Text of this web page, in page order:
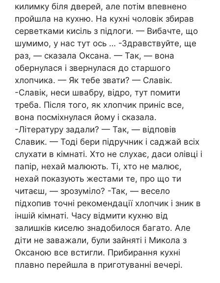
килимку біля дверей, але потім впевнено
пройшла на кухню. На кухні чоловік збирав
серветками кисіль з підлоги. — Вибачте, що
шумимо, у нас тут ось … -Здравствуйте, ще
раз, — сказала Оксана. — Так, — вона
обернулася і звернулася до старшого
хлопчика. — Як тебе звати? — Славік.
-Славік, неси швабру, відро, тут помити
треба. Після того, як хлопчик приніс все,
вона посміхнулася йому і сказала.
-Літературу задали? — Так, — відповів
Славик. — Тоді бери підручник і саджай всіх
слухати в кімнаті. Хто не слухає, даси олівці і
папір, нехай малюють. Ті, хто не малює,
нехай показують жестами те, про що ти
читаєш, — зрозуміло? -Так, — весело
підхопив точні рекомендації хлопчик і зник в
іншій кімнаті. Часу відмити кухню від
залишків киселю знадобилося багато. Але
діти не заважали, були зайняті і Микола з
Оксаною все встигли. Прибирання кухні
плавно перейшла в приготуванні вечері.